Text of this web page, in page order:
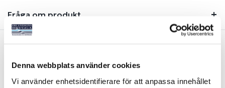
Denna webbplats använder cookies
Vi använder enhetsidentifierare för att anpassa innehållet
Fråga om produkt
Liknande produkter